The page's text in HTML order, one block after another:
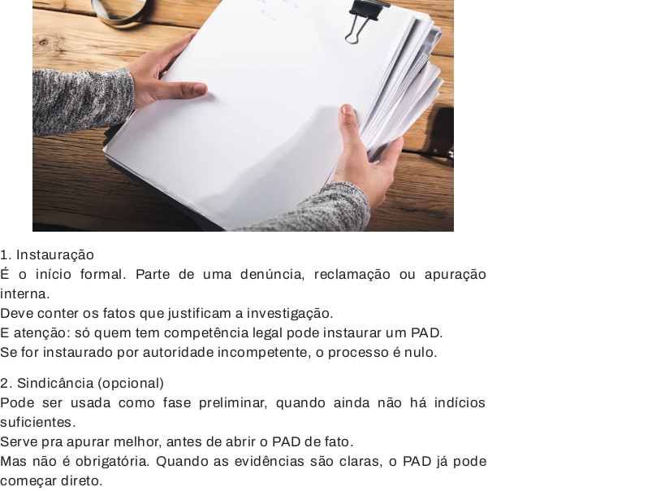
1. Instauração
É o início formal. Parte de uma denúncia, reclamação ou apuração
interna.
Deve conter os fatos que justificam a investigação.
E atenção: só quem tem competência legal pode instaurar um PAD.
Se for instaurado por autoridade incompetente, o processo é nulo.
2. Sindicância (opcional)
Pode ser usada como fase preliminar, quando ainda não há indícios
suficientes.
Serve pra apurar melhor, antes de abrir o PAD de fato.
Mas não é obrigatória. Quando as evidências são claras, o PAD já pode
começar direto.